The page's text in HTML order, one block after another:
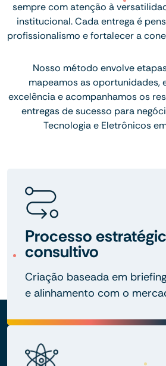
sempre com atenção à
institucional. Cada entrega é
profissionalismo e fortalecer a
Nosso método envolve
mapeamos as oportunidades,
excelência e acompanhamos os
entregas de sucesso para
Tecnologia e Eletrônicos
Processo
consultivo
Criação baseada em
e alinhamento com o